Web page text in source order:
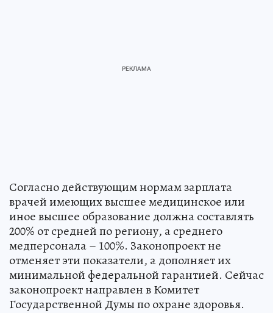
Согласно действующим нормам зарплата
врачей имеющих высшее медицинское или
иное высшее образование должна составлять
200% от средней по региону, а среднего
медперсонала – 100%. Законопроект не
отменяет эти показатели, а дополняет их
минимальной федеральной гарантией. Сейчас
законопроект направлен в Комитет
Государственной Думы по охране здоровья.